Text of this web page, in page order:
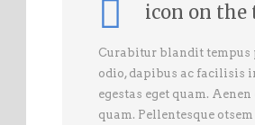
icon on the
Curabitur blandit tempus
odio, dapibus ac facilisis
egestas eget quam. Aenen
quam. Pellentesque